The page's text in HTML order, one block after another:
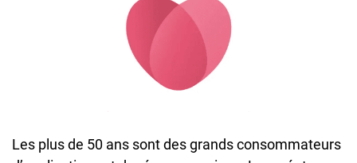
Les plus de 50 ans sont des grands consommateurs